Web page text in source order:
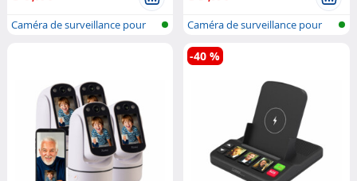
Caméra de surveillance pour
Caméra de surveillance pour
réseau...
-40 %